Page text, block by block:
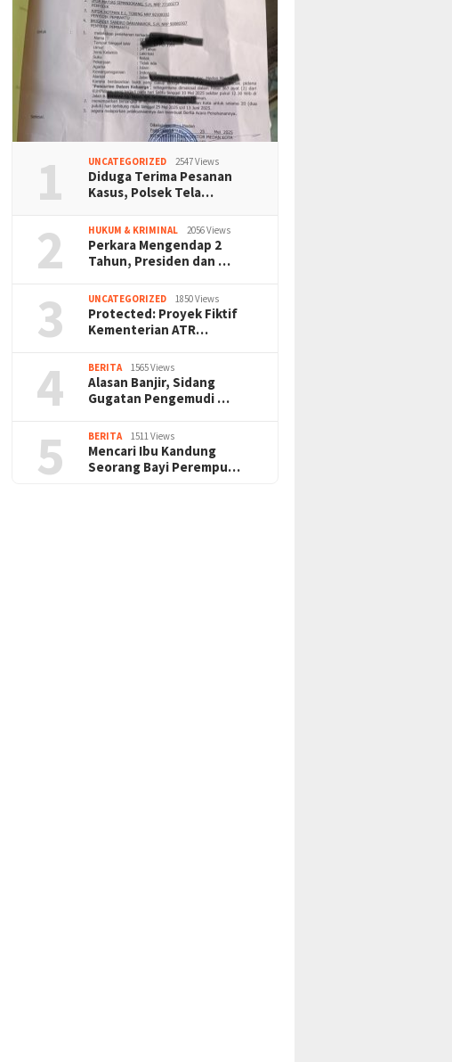
1 UNCATEGORIZED 2547 Views
Diduga Terima Pesanan
Kasus, Polsek Tela…
2 HUKUM & KRIMINAL 2056 Views
Perkara Mengendap 2
Tahun, Presiden dan …
3 UNCATEGORIZED 1850 Views
Protected: Proyek Fiktif
Kementerian ATR…
4 BERITA 1565 Views
Alasan Banjir, Sidang
Gugatan Pengemudi …
5 BERITA 1511 Views
Mencari Ibu Kandung
Seorang Bayi Perempu…